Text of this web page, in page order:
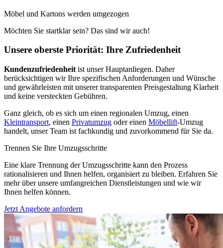
Möbel und Kartons werden umgezogen
Möchten Sie startklar sein? Das sind wir auch!
Unsere oberste Priorität: Ihre Zufriedenheit
Kundenzufriedenheit ist unser Hauptanliegen. Daher
berücksichtigen wir Ihre spezifischen Anforderungen und Wünsche
und gewährleisten mit unserer transparenten Preisgestaltung Klarheit
und keine versteckten Gebühren.
Ganz gleich, ob es sich um einen regionalen Umzug, einen
Kleintransport, einen Privatumzug oder einen Möbellift-Umzug
handelt, unser Team ist fachkundig und zuvorkommend für Sie da.
Trennen Sie Ihre Umzugsschritte
Eine klare Trennung der Umzugsschritte kann den Prozess
rationalisieren und Ihnen helfen, organisiert zu bleiben. Erfahren Sie
mehr über unsere umfangreichen Dienstleistungen und wie wir
Ihnen helfen können.
Jetzt Angebote anfordern